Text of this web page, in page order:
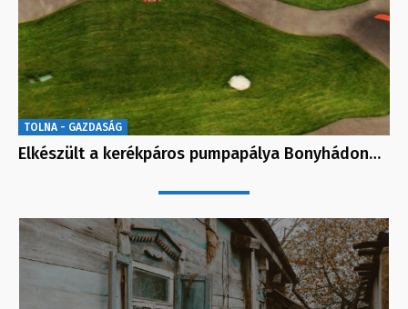
TOLNA - GAZDASÁG
Elkészült a kerékpáros pumpapálya Bonyhádon…